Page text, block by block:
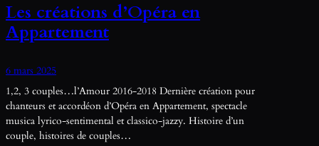
Les créations d’Opéra en
Appartement
6 mars 2025
1,2, 3 couples…l’Amour 2016-2018 Dernière création pour
chanteurs et accordéon d’Opéra en Appartement, spectacle
musica lyrico-sentimental et classico-jazzy. Histoire d’un
couple, histoires de couples…